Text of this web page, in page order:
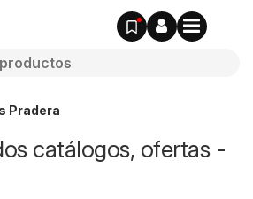
Pradera
catálogos, ofertas -